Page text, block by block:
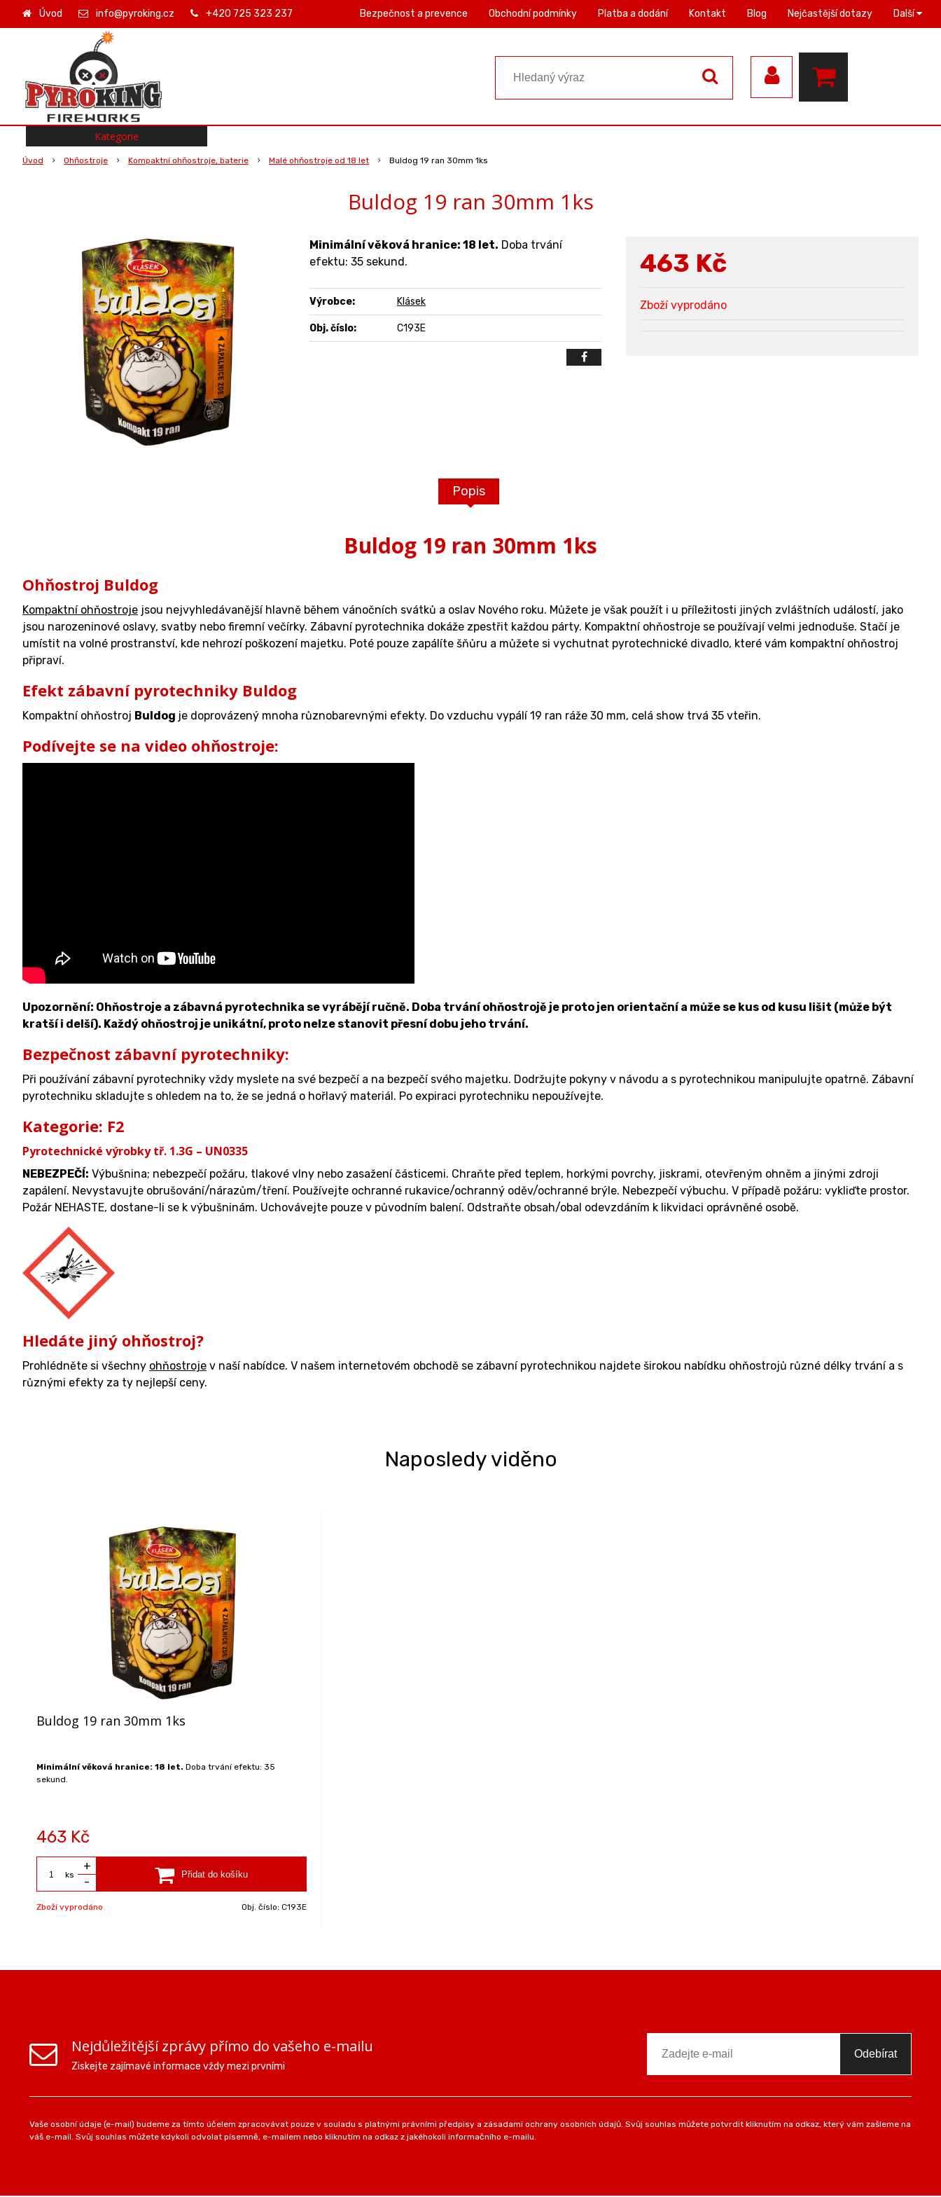
Úvod info@pyroking.cz +420 725 323 237 Bezpečnost a prevence Obchodní podmínky Platba a dodání Kontakt Blog Nejčastější dotazy Další
Úvod Ohňostroje Kompaktní ohňostroje, baterie Malé ohňostroje od 18 let Buldog 19 ran 30mm 1ks
Buldog 19 ran 30mm 1ks
463 Kč
Zboží vyprodáno
Minimální věková hranice: 18 let. Doba trvání
efektu: 35 sekund.
Výrobce: Klásek
Obj. číslo: C193E
Popis
Buldog 19 ran 30mm 1ks
Ohňostroj Buldog
Kompaktní ohňostroje jsou nejvyhledávanější hlavně během vánočních svátků a oslav Nového roku. Můžete je však použít i u příležitosti jiných zvláštních událostí, jako
jsou narozeninové oslavy, svatby nebo firemní večírky. Zábavní pyrotechnika dokáže zpestřit každou párty. Kompaktní ohňostroje se používají velmi jednoduše. Stačí je
umístit na volné prostranství, kde nehrozí poškození majetku. Poté pouze zapálíte šňůru a můžete si vychutnat pyrotechnické divadlo, které vám kompaktní ohňostroj
připraví.
Efekt zábavní pyrotechniky Buldog
Kompaktní ohňostroj Buldog je doprovázený mnoha různobarevnými efekty. Do vzduchu vypálí 19 ran ráže 30 mm, celá show trvá 35 vteřin.
Podívejte se na video ohňostroje:
Upozornění: Ohňostroje a zábavná pyrotechnika se vyrábějí ručně. Doba trvání ohňostrojě je proto jen orientační a může se kus od kusu lišit (může být
kratší i delší). Každý ohňostroj je unikátní, proto nelze stanovit přesní dobu jeho trvání.
Bezpečnost zábavní pyrotechniky:
Při používání zábavní pyrotechniky vždy myslete na své bezpečí a na bezpečí svého majetku. Dodržujte pokyny v návodu a s pyrotechnikou manipulujte opatrně. Zábavní
pyrotechniku skladujte s ohledem na to, že se jedná o hořlavý materiál. Po expiraci pyrotechniku nepoužívejte.
Kategorie: F2
Pyrotechnické výrobky tř. 1.3G – UN0335
NEBEZPEČÍ: Výbušnina; nebezpečí požáru, tlakové vlny nebo zasažení částicemi. Chraňte před teplem, horkými povrchy, jiskrami, otevřeným ohněm a jinými zdroji
zapálení. Nevystavujte obrušování/nárazům/tření. Používejte ochranné rukavice/ochranný oděv/ochranné brýle. Nebezpečí výbuchu. V případě požáru: vykliďte prostor.
Požár NEHASTE, dostane-li se k výbušninám. Uchovávejte pouze v původním balení. Odstraňte obsah/obal odevzdáním k likvidaci oprávněné osobě.
Hledáte jiný ohňostroj?
Prohlédněte si všechny ohňostroje v naší nabídce. V našem internetovém obchodě se zábavní pyrotechnikou najdete širokou nabídku ohňostrojů různé délky trvání a s
různými efekty za ty nejlepší ceny.
Naposledy viděno
Buldog 19 ran 30mm 1ks
Minimální věková hranice: 18 let. Doba trvání efektu: 35
sekund.
463 Kč
ks
+
-
Zboží vyprodáno Obj. číslo: C193E
Kategorie
Nejdůležitější zprávy přímo do vašeho e-mailu
Ziskejte zajímavé informace vždy mezi prvními
Odebírat
Vaše osobní údaje (e-mail) budeme za tímto účelem zpracovávat pouze v souladu s platnými právními předpisy a zásadami ochrany osobních údajů. Svůj souhlas můžete potvrdit kliknutím na odkaz, který vám zašleme na
váš e-mail. Svůj souhlas můžete kdykoli odvolat písemně, e-mailem nebo kliknutím na odkaz z jakéhokoli informačního e-mailu.